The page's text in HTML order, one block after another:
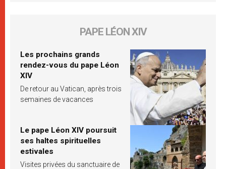
PAPE LÉON XIV
Les prochains grands
rendez-vous du pape Léon
XIV
De retour au Vatican, après trois
semaines de vacances
Le pape Léon XIV poursuit
ses haltes spirituelles
estivales
Visites privées du sanctuaire de